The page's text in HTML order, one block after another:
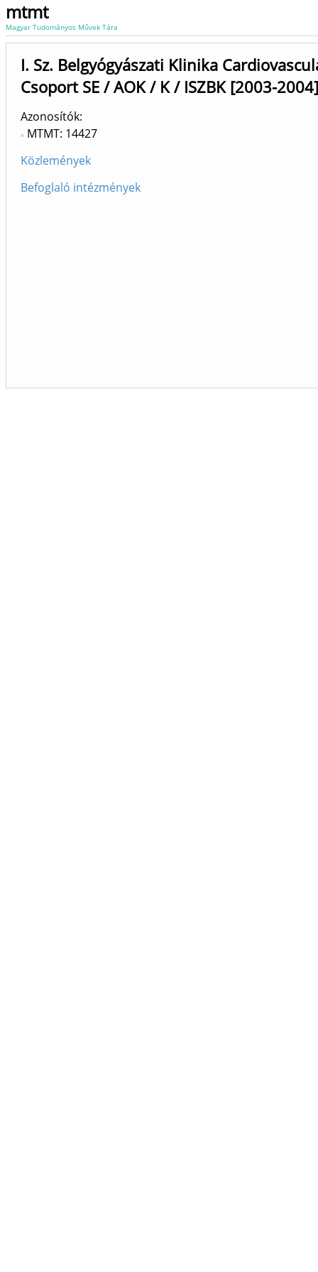
mtmt
Magyar Tudományos Művek Tára
I. Sz. Belgyógyászati Klinika
Csoport SE / AOK / K / ISZBK [2003-2004]
Azonosítók
MTMT: 14427
Közlemények
Befoglaló intézmények